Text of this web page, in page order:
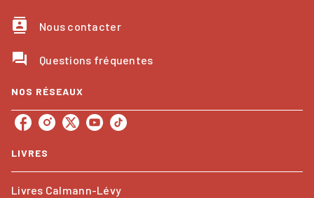
contacts Nous contacter
question_answer Questions fréquentes
NOS RÉSEAUX
LIVRES
Livres Calmann-Lévy